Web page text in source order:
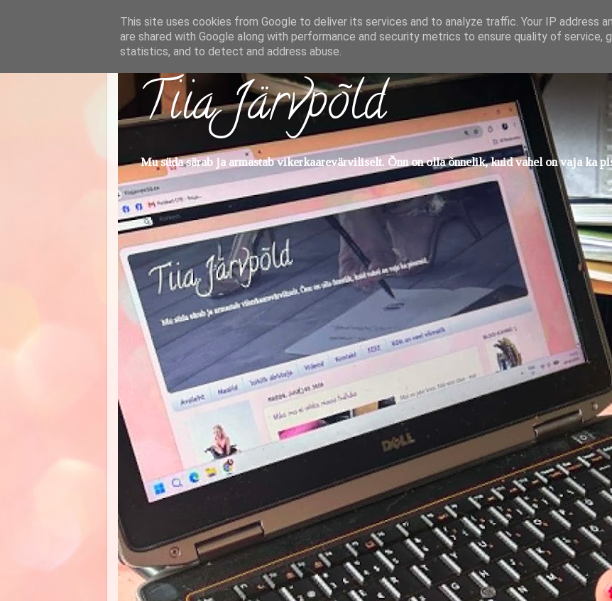
Tiia Järvpõld
Mu süda särab ja armastab vikerkaarevärviliselt. Õnn on olla õnnelik, kuid vahel on vaja ka
This site uses cookies from Google to deliver its services and to analyze traffic. Your IP address
are shared with Google along with performance and security metrics to ensure quality of service,
statistics, and to detect and address abuse.